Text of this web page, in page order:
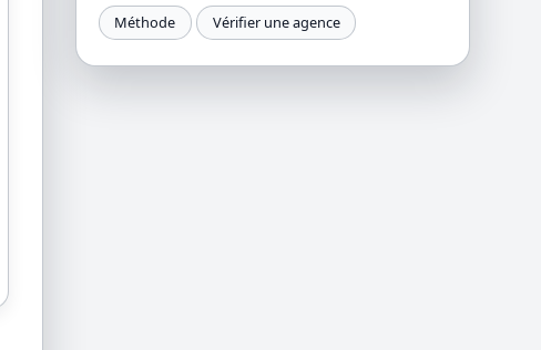
Méthode Vérifier une agence